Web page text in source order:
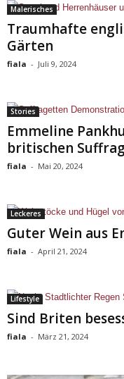
Malerisches
Traumhafte
Gärten
fiala - Juli 9, 2024
Stories
Emmeline
britischen
fiala - Mai 20, 2024
Leckeres
Guter Wein aus
fiala - April 21, 2024
Lifestyle
Sind Briten
fiala - März 21, 2024